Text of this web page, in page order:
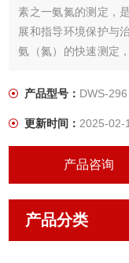
素之一氨氮的测定，
展和指导环境保护与
氨（氮）的快速测定
泛应用于环保等各行
产品型号： DWS-296
更新时间：2025-02-
产品咨询
产品分类